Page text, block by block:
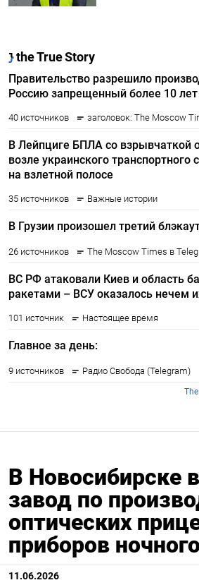
В Новосибирске
завод по
оптических
приборов
11.06.2026